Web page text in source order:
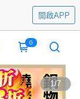
開啟APP
0
1/7